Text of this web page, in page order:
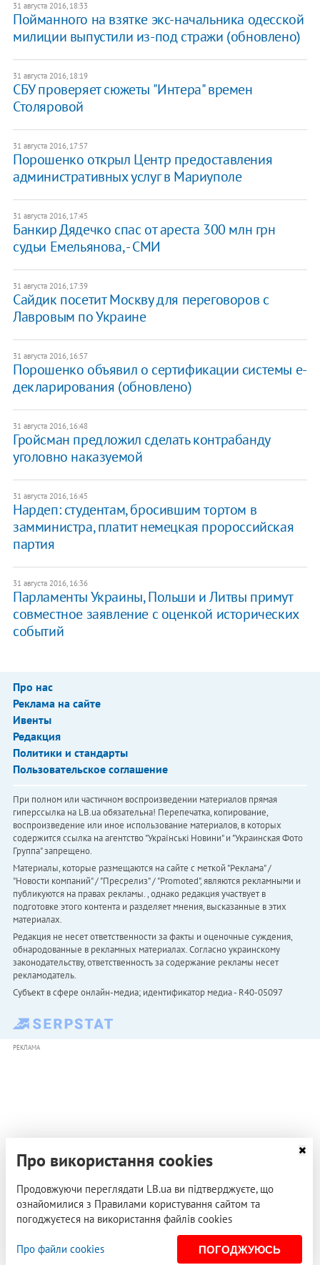
31 августа 2016, 18:33
Пойманного на взятке экс-начальника одесской
милиции выпустили из-под стражи (обновлено)
31 августа 2016, 18:19
СБУ проверяет сюжеты "Интера" времен
Столяровой
31 августа 2016, 17:57
Порошенко открыл Центр предоставления
административных услуг в Мариуполе
31 августа 2016, 17:45
Банкир Дядечко спас от ареста 300 млн грн
судьи Емельянова, - СМИ
31 августа 2016, 17:39
Сайдик посетит Москву для переговоров с
Лавровым по Украине
31 августа 2016, 16:57
Порошенко объявил о сертификации системы е-
декларирования (обновлено)
31 августа 2016, 16:48
Гройсман предложил сделать контрабанду
уголовно наказуемой
31 августа 2016, 16:45
Нардеп: студентам, бросившим тортом в
замминистра, платит немецкая пророссийская
партия
31 августа 2016, 16:36
Парламенты Украины, Польши и Литвы примут
совместное заявление с оценкой исторических
событий
Про нас
Реклама на сайте
Ивенты
Редакция
Политики и стандарты
Пользовательское соглашение
При полном или частичном воспроизведении материалов прямая
гиперссылка на LB.ua обязательна! Перепечатка, копирование,
воспроизведение или иное использование материалов, в которых
содержится ссылка на агентство "Українськi Новини" и "Украинская Фото
Группа" запрещено.
Материалы, которые размещаются на сайте с меткой "Реклама" /
"Новости компаний" / "Пресрелиз" / "Promoted", являются рекламными и
публикуются на правах рекламы. , однако редакция участвует в
подготовке этого контента и разделяет мнения, высказанные в этих
материалах.
Редакция не несет ответственности за факты и оценочные суждения,
обнародованные в рекламных материалах. Согласно украинскому
законодательству, ответственность за содержание рекламы несет
рекламодатель.
Субъект в сфере онлайн-медиа; идентификатор медиа - R40-05097
РЕКЛАМА
Про використання cookies
Продовжуючи переглядати LB.ua ви підтверджуєте, що
ознайомилися з Правилами користування сайтом та
погоджуєтеся на використання файлів cookies
Про файли cookies ПОГОДЖУЮСЬ